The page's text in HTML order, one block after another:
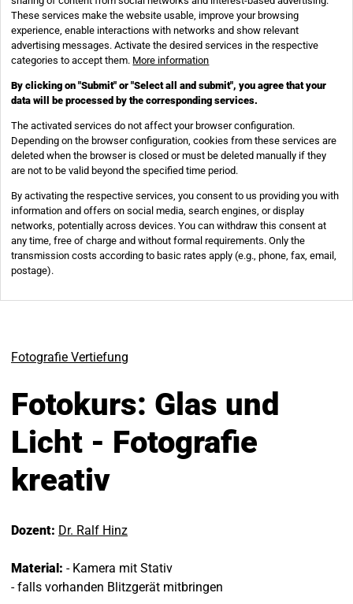
Fotografie Vertiefung
Fotokurs: Glas und
Licht - Fotografie
kreativ
Dozent: Dr. Ralf Hinz
Material: - Kamera mit Stativ
- falls vorhanden Blitzgerät mitbringen